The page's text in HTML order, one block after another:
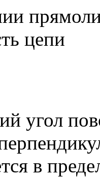
цепи
угол
в